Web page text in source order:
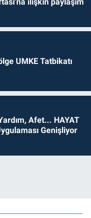
ilişkin paylaşım
UMKE Tatbikatı
Afet... HAYAT
Genişliyor